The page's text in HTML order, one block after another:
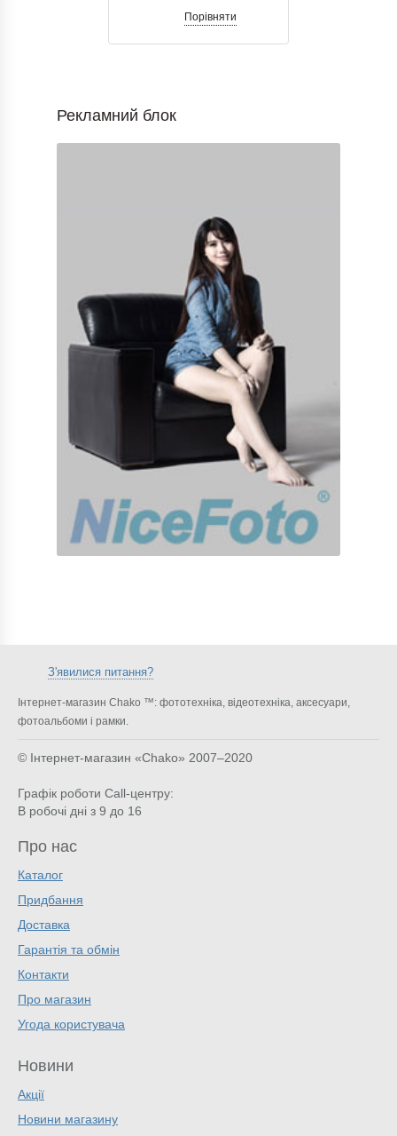
Порівняти
Рекламний блок
З'явилися питання?
Інтернет-магазин Chako ™: фототехніка, відеотехніка, аксесуари,
фотоальбоми і рамки.
© Інтернет-магазин «Chako» 2007–2020
Графік роботи Call-центру:
В робочі дні з 9 до 16
Про нас
Каталог
Придбання
Доставка
Гарантія та обмін
Контакти
Про магазин
Угода користувача
Новини
Акції
Новини магазину